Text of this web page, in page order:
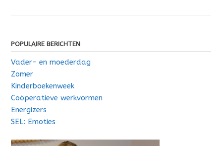
POPULAIRE BERICHTEN
Vader- en moederdag
Zomer
Kinderboekenweek
Coöperatieve werkvormen
Energizers
SEL: Emoties